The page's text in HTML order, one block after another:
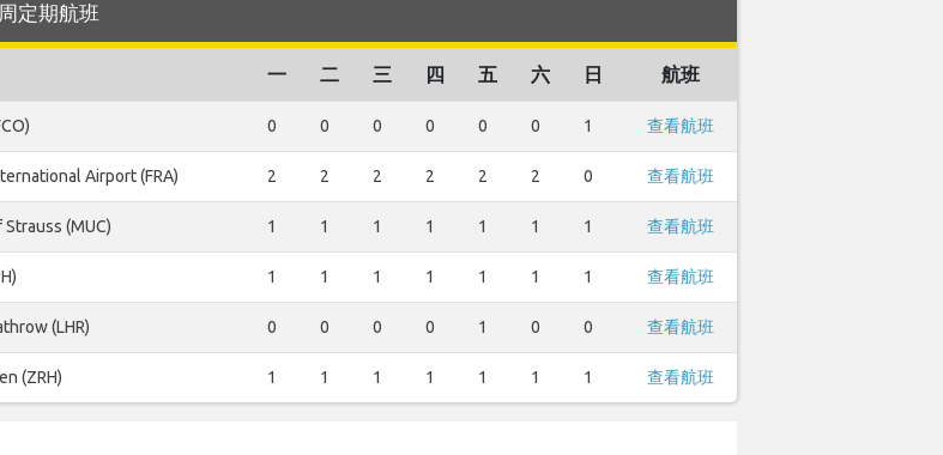
定期航班
一 二 三 四 五 六 日 航班
0 0 0 0 0 0 1 查看航班
Airport (FRA) 2 2 2 2 2 2 0 查看航班
(MUC) 1 1 1 1 1 1 1 查看航班
1 1 1 1 1 1 1 查看航班
(LHR) 0 0 0 0 1 0 0 查看航班
(ZRH) 1 1 1 1 1 1 1 查看航班